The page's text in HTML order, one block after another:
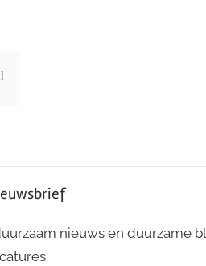
nieuws en duurzame